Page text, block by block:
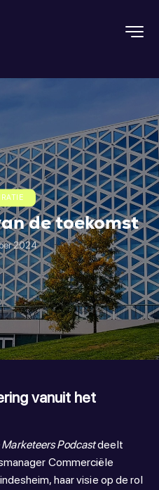
de toekomst
2024
vanuit het
Marketeers Podcastdeelt
Commerciële
haar visie op de rol